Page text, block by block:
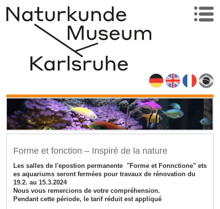
Forme et fonction – Inspiré de la nature
Les salles de l'epostion permanente "Forme et Fonnctione" ets
es aquariums seront fermées pour travaux de rénovation du
19.2. au 15.3.2024
Nous vous remercions de votre compréhension.
Pendant cette période, le tarif réduit est appliqué